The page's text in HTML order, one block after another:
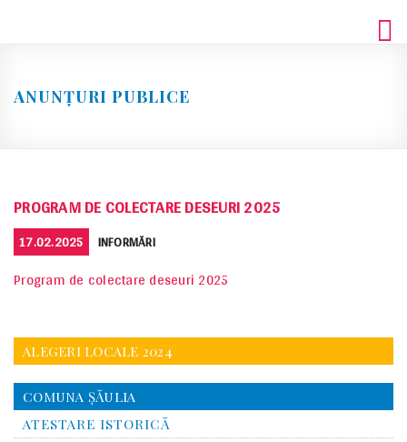
ANUNȚURI PUBLICE
PROGRAM DE COLECTARE DESEURI 2025
POSTED
ON
17.02.2025 CATEGORIES
INFORMĂRI
Program de colectare deseuri 2025
ALEGERI LOCALE 2024
COMUNA ŞĂULIA
ATESTARE ISTORICĂ